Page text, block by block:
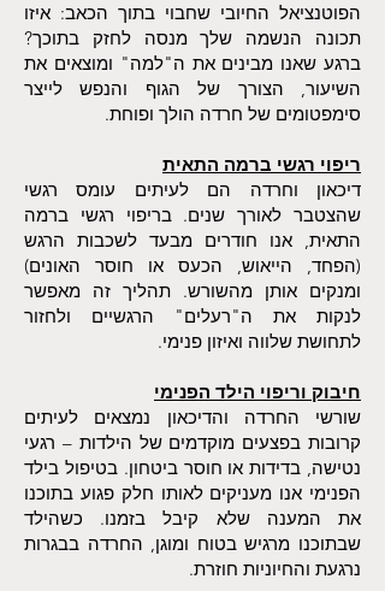
הפוטנציאל החיובי שחבוי בתוך הכאב: איזו
תכונה הנשמה שלך מנסה לחזק בתוכך?
ברגע שאנו מבינים את ה"למה" ומוצאים את
השיעור, הצורך של הגוף והנפש לייצר
סימפטומים של חרדה הולך ופוחת.
ריפוי רגשי ברמה התאית
דיכאון וחרדה הם לעיתים עומס רגשי
שהצטבר לאורך שנים. בריפוי רגשי ברמה
התאית, אנו חודרים מבעד לשכבות הרגש
(הפחד, הייאוש, הכעס או חוסר האונים)
ומנקים אותן מהשורש. תהליך זה מאפשר
לנקות את ה"רעלים" הרגשיים ולחזור
לתחושת שלווה ואיזון פנימי.
חיבוק וריפוי הילד הפנימי
שורשי החרדה והדיכאון נמצאים לעיתים
קרובות בפצעים מוקדמים של הילדות – רגעי
נטישה, בדידות או חוסר ביטחון. בטיפול בילד
הפנימי אנו מעניקים לאותו חלק פגוע בתוכנו
את המענה שלא קיבל בזמנו. כשהילד
שבתוכנו מרגיש בטוח ומוגן, החרדה בבגרות
נרגעת והחיוניות חוזרת.